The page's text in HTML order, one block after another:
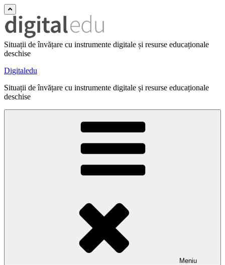
Situații de învățare cu instrumente digitale și resurse educaționale
deschise
Digitaledu
Situații de învățare cu instrumente digitale și resurse educaționale
deschise
Meniu